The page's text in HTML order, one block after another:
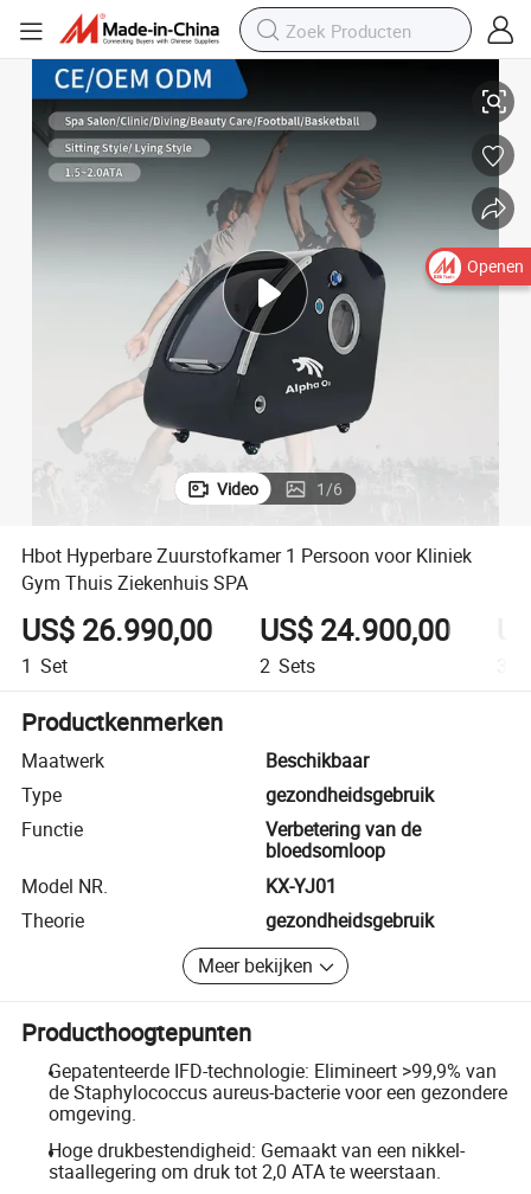
SPA
Hbot Hyperbare Zuurstofkamer 1 Persoon voor Kliniek Gym Thuis
Video 1/6
Hbot Hyperbare Zuurstofkamer 1 Persoon voor Kliniek
Gym Thuis Ziekenhuis SPA
US$ 26.990,00
1 Set
US$ 24.900,00
2 Sets 3-4
Productkenmerken
Maatwerk
Beschikbaar
Type
gezondheidsgebruik
Functie
Verbetering van de
bloedsomloop
Model NR.
KX-YJ01
Theorie
gezondheidsgebruik
Meer bekijken
Producthoogtepunten
Gepatenteerde IFD-technologie: Elimineert >99,9% van
de Staphylococcus aureus-bacterie voor een gezondere
omgeving.
Hoge drukbestendigheid: Gemaakt van een nikkel-
staallegering om druk tot 2,0 ATA te weerstaan.
Openen